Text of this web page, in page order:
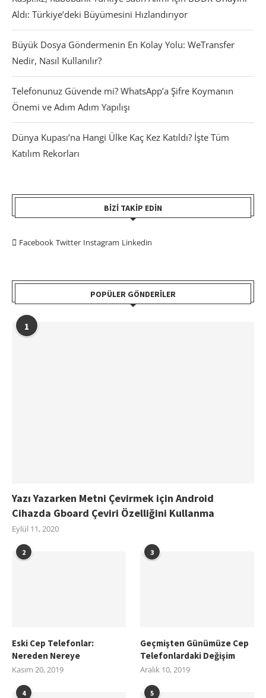
Aldı: Türkiye’deki Büyümesini Hızlandırıyor
Büyük Dosya Göndermenin En Kolay Yolu: WeTransfer
Nedir, Nasıl Kullanılır?
Telefonunuz Güvende mi? WhatsApp’a Şifre Koymanın
Önemi ve Adım Adım Yapılışı
Dünya Kupası’na Hangi Ülke Kaç Kez Katıldı? İşte Tüm
Katılım Rekorları
BIZI TAKIP EDIN
Facebook Twitter Instagram Linkedin
POPÜLER GÖNDERILER
1
Yazı Yazarken Metni Çevirmek için Android
Cihazda Gboard Çeviri Özelliğini Kullanma
Eylül 11, 2020
2
Eski Cep Telefonlar:
Nereden Nereye
Kasım 20, 2019
3
Geçmişten Günümüze Cep
Telefonlardaki Değişim
Aralık 10, 2019
4 5